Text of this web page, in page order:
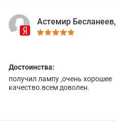
Астемир Бесланеев,
Достоинства:
получил лампу ,очень хорошее
качество.всем доволен.